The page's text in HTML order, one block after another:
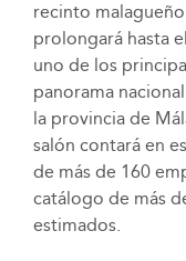
recinto
prolongará hasta
uno de los
panorama
la provincia de
salón contará en
de más de 160
catálogo de más
estimados.